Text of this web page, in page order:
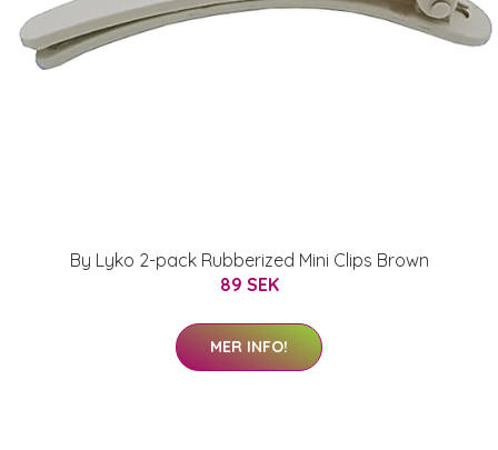
By Lyko 2-pack Rubberized Mini Clips Brown
89 SEK
MER INFO!